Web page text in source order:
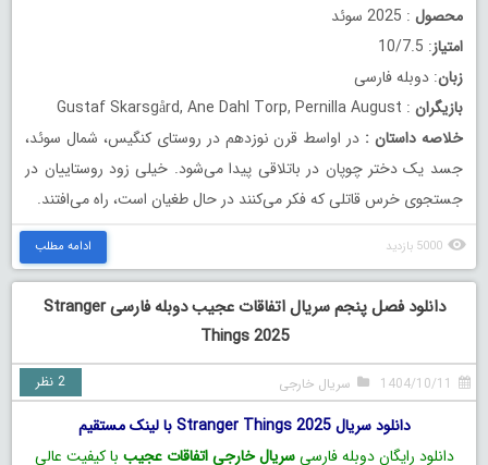
محصول : 2025 سوئد
امتیاز: 10/7.5
زبان: دوبله فارسی
بازیگران : Gustaf Skarsgård, Ane Dahl Torp, Pernilla August
خلاصه داستان : در اواسط قرن نوزدهم در روستای کنگیس، شمال سوئد،
جسد یک دختر چوپان در باتلاقی پیدا می‌شود. خیلی زود روستاییان در
جستجوی خرس قاتلی که فکر می‌کنند در حال طغیان است، راه می‌افتند.
5000 بازدید ادامه مطلب
دانلود فصل پنجم سریال اتفاقات عجیب دوبله فارسی Stranger
Things 2025
1404/10/11 سریال خارجی 2 نظر
دانلود سریال Stranger Things 2025 با لینک مستقیم
دانلود رایگان دوبله فارسیسریال خارجی اتفاقات عجیب با کیفیت عالی